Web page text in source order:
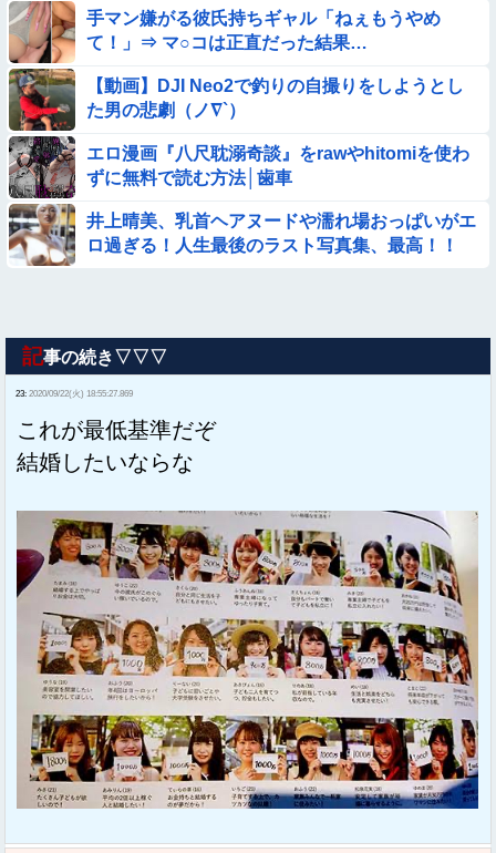
手マン嫌がる彼氏持ちギャル「ねぇもうやめ
て！」⇒ マ○コは正直だった結果…
【動画】DJI Neo2で釣りの自撮りをしようとし
た男の悲劇（ノ∇`）
エロ漫画『八尺耽溺奇談』をrawやhitomiを使わ
ずに無料で読む方法│歯車
井上晴美、乳首ヘアヌードや濡れ場おっぱいがエ
ロ過ぎる！人生最後のラスト写真集、最高！！
記事の続き▽▽▽
23: 2020/09/22(火) 18:55:27.869
これが最低基準だぞ
結婚したいならな